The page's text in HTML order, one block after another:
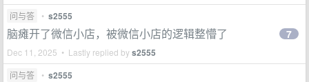
问与答 • s2555
脑瘫开了微信小店，被微信小店的逻辑整懵了
Dec 11, 2025 • Lastly replied bys2555
7
问与答 • s2555